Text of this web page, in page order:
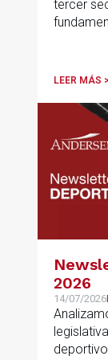
tercer
LEER MÁS
2026
14/07/2026
deportivo